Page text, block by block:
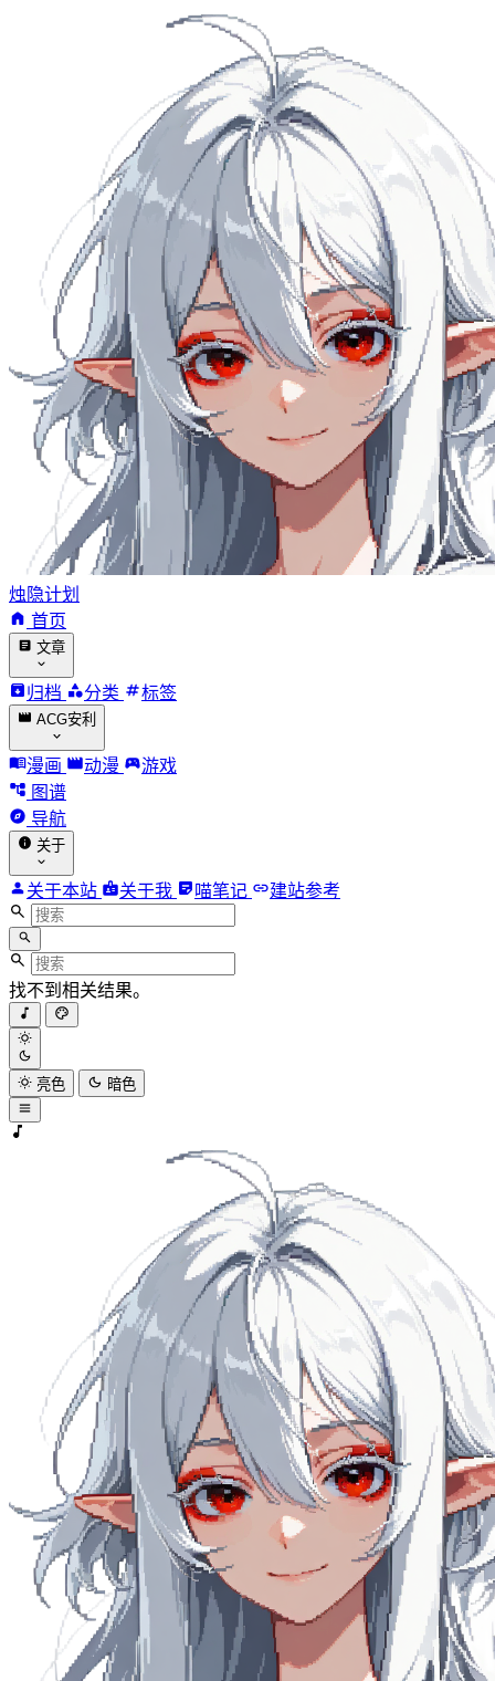
烛隐计划
首页
文章
归档 分类 标签
ACG安利
漫画 动漫
游戏
图谱
导航
关于
关于本站 关于我 喵笔记 建站参考
找不到相关结果。
亮色 暗色